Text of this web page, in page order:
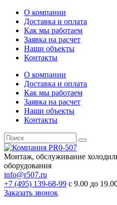
О компании
Доставка и оплата
Как мы работаем
Заявка на расчет
Наши объекты
Контакты
О компании
Доставка и оплата
Как мы работаем
Заявка на расчет
Наши объекты
Контакты
Монтаж, обслуживание
оборудования
info@r507.ru
+7 (495) 139-68-99 с 9.00 до
Заказать звонок